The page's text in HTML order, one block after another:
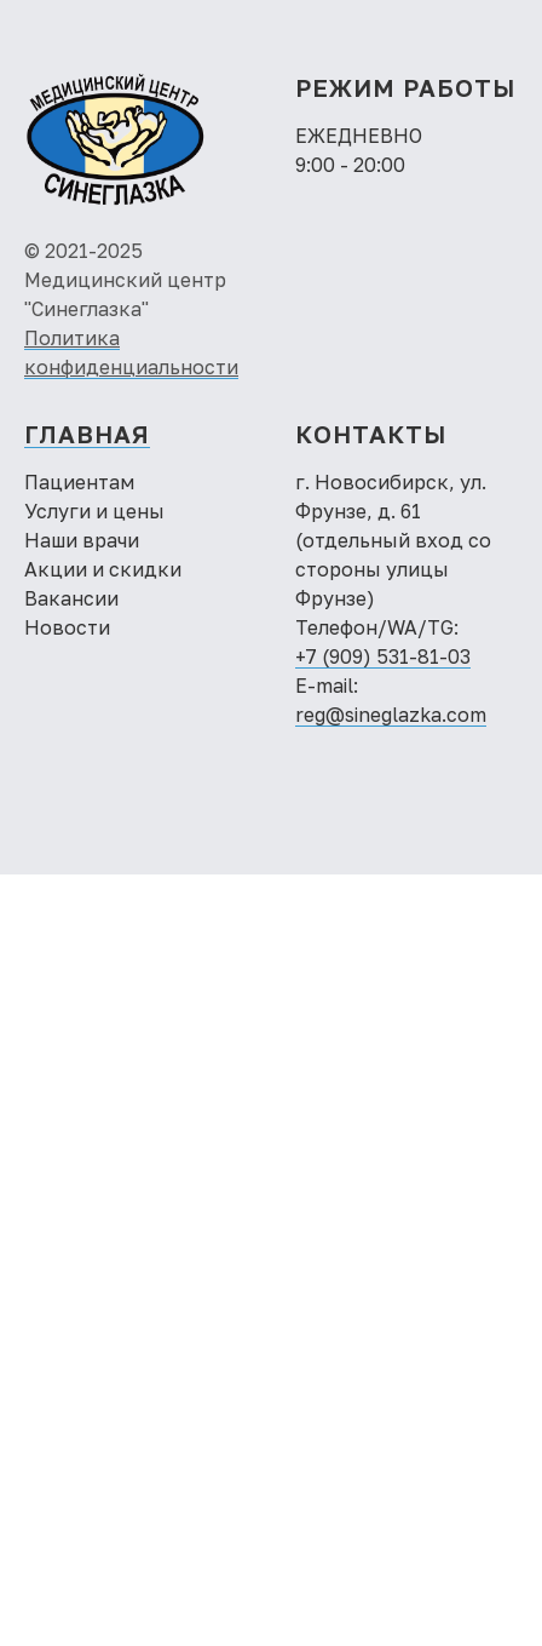
© 2021-2025
Медицинский центр
"Синеглазка"
Политика
конфиденциальности
РЕЖИМ РАБОТЫ
ЕЖЕДНЕВНО
9:00 - 20:00
ГЛАВНАЯ
Пациентам
Услуги и цены
Наши врачи
Акции и скидки
Вакансии
Новости
КОНТАКТЫ
г. Новосибирск, ул.
Фрунзе, д. 61
(отдельный вход со
стороны улицы
Фрунзе)
Телефон/WA/TG:
+7 (909) 531-81-03
E-mail:
reg@sineglazka.com